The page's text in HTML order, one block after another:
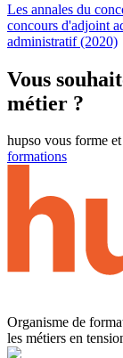
Les annales du
concours d'adjoint
administratif (2020)
Vous
métier ?
hupso vous forme
formations
Organisme de
les métiers en